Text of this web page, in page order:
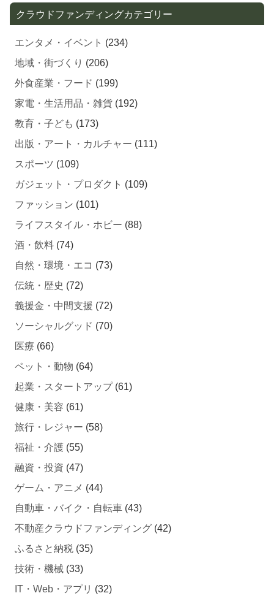
クラウドファンディングカテゴリー
エンタメ・イベント (234)
地域・街づくり (206)
外食産業・フード (199)
家電・生活用品・雑貨 (192)
教育・子ども (173)
出版・アート・カルチャー (111)
スポーツ (109)
ガジェット・プロダクト (109)
ファッション (101)
ライフスタイル・ホビー (88)
酒・飲料 (74)
自然・環境・エコ (73)
伝統・歴史 (72)
義援金・中間支援 (72)
ソーシャルグッド (70)
医療 (66)
ペット・動物 (64)
起業・スタートアップ(61)
健康・美容 (61)
旅行・レジャー (58)
福祉・介護 (55)
融資・投資 (47)
ゲーム・アニメ (44)
自動車・バイク・自転車 (43)
不動産クラウドファンディング (42)
ふるさと納税 (35)
技術・機械 (33)
IT・Web・アプリ (32)